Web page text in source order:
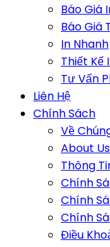
Báo Giá
Báo Giá
In Nhanh
Thiết Kế
Tư Vấn
Liên Hệ
Chính Sách
Về
About Us
Thông
Chính
Chính
Chính
Điều